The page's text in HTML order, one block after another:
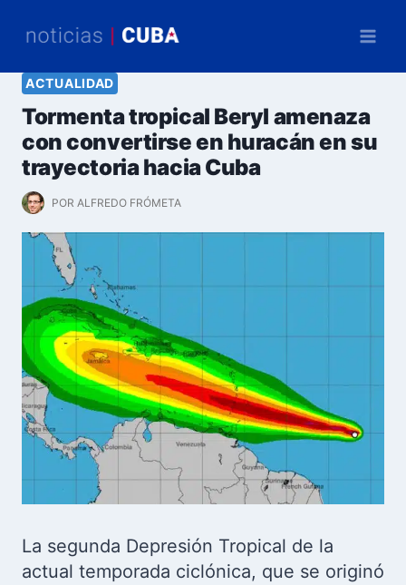
ACTUALIDAD
Tormenta tropical Beryl amenaza
con convertirse en huracán en su
trayectoria hacia Cuba
POR ALFREDO FRÓMETA
La segunda Depresión Tropical de la
actual temporada ciclónica, que se originó